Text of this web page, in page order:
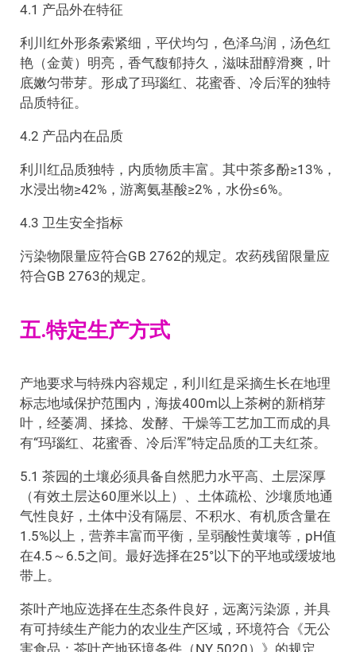
4.1 产品外在特征
利川红外形条索紧细，平伏均匀，色泽乌润，汤色红
艳（金黄）明亮，香气馥郁持久，滋味甜醇滑爽，叶
底嫩匀带芽。形成了玛瑙红、花蜜香、冷后浑的独特
品质特征。
4.2 产品内在品质
利川红品质独特，内质物质丰富。其中茶多酚≥13%，
水浸出物≥42%，游离氨基酸≥2%，水份≤6%。
4.3 卫生安全指标
污染物限量应符合GB 2762的规定。农药残留限量应
符合GB 2763的规定。
五.特定生产方式
产地要求与特殊内容规定，利川红是采摘生长在地理
标志地域保护范围内，海拔400m以上茶树的新梢芽
叶，经萎凋、揉捻、发酵、干燥等工艺加工而成的具
有“玛瑙红、花蜜香、冷后浑”特定品质的工夫红茶。
5.1 茶园的土壤必须具备自然肥力水平高、土层深厚
（有效土层达60厘米以上）、土体疏松、沙壤质地通
气性良好，土体中没有隔层、不积水、有机质含量在
1.5%以上，营养丰富而平衡，呈弱酸性黄壤等，pH值
在4.5～6.5之间。最好选择在25°以下的平地或缓坡地
带上。
茶叶产地应选择在生态条件良好，远离污染源，并具
有可持续生产能力的农业生产区域，环境符合《无公